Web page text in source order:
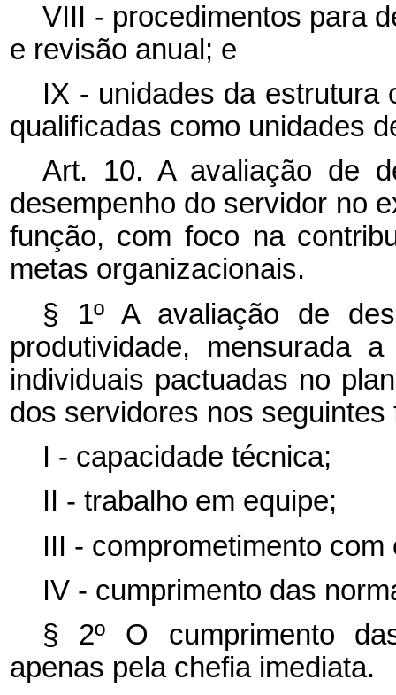
VIII - procedimentos para
e revisão anual; e
IX - unidades da estrutura
qualificadas como unidades
Art. 10. A avaliação de
desempenho do servidor no
função, com foco na
metas organizacionais.
§ 1º A avaliação de
produtividade, mensurada
individuais pactuadas no
dos servidores nos seguintes
I - capacidade técnica;
II - trabalho em equipe;
III - comprometimento com
IV - cumprimento das
§ 2º O cumprimento
apenas pela chefia imediata.